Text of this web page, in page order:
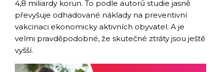
4,8 miliardy korun. To podle autorů studie jasně
převyšuje odhadované náklady na preventivní
vakcinaci ekonomicky aktivních obyvatel. A je
velmi pravděpodobné, že skutečné ztráty jsou ještě
vyšší.